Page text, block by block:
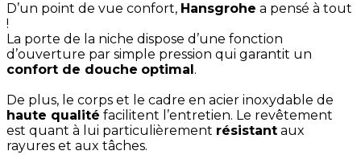
D’un point de vue confort, Hansgrohe a pensé à tout
!
La porte de la niche dispose d’une fonction
d’ouverture par simple pression qui garantit un
confort de douche optimal .
De plus, le corps et le cadre en acier inoxydable de
haute qualité facilitent l’entretien. Le revêtement
est quant à lui particulièrement résistant aux
rayures et aux tâches.